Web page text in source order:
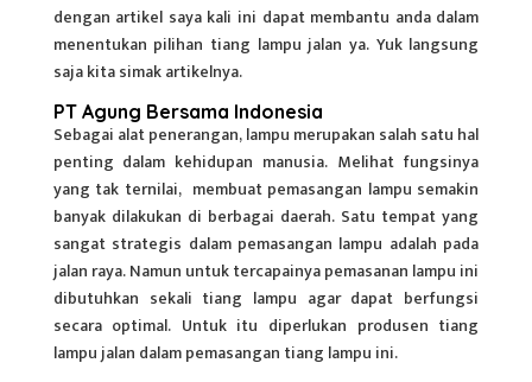
dengan artikel saya kali ini dapat membantu anda dalam
menentukan pilihan tiang lampu jalan ya. Yuk langsung
saja kita simak artikelnya.
PT Agung Bersama Indonesia
Sebagai alat penerangan,lampu merupakan salah satu hal
penting dalam kehidupan manusia. Melihat fungsinya
yang tak ternilai, membuat pemasangan lampu semakin
banyak dilakukan di berbagai daerah. Satu tempat yang
sangat strategis dalam pemasangan lampu adalah pada
jalan raya. Namun untuk tercapainya pemasanan lampu ini
dibutuhkan sekali tiang lampu agar dapat berfungsi
secara optimal. Untuk itu diperlukan produsen tiang
lampu jalan dalam pemasangan tiang lampu ini.